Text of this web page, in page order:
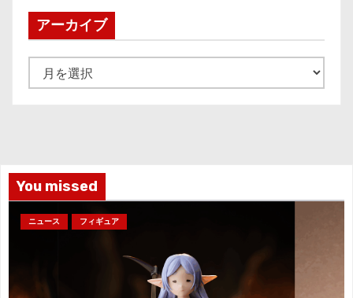
アーカイブ
ー
You missed
ニュース フィギュア